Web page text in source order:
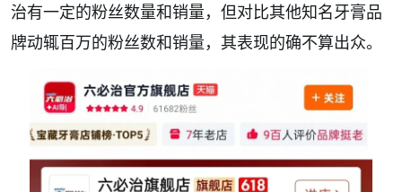
治有一定的粉丝数量和销量，但对比其他知名牙膏品
牌动辄百万的粉丝数和销量，其表现的确不算出众。